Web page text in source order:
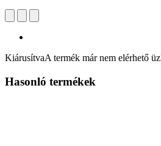
KiárusítvaA termék már nem elérhető
Hasonló termékek